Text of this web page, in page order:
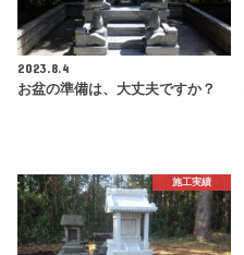
2023.8.4
お盆の準備は、大丈夫ですか？
施工実績